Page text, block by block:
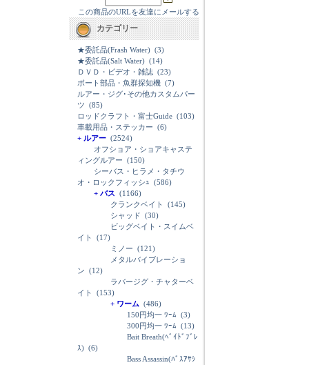
この商品のURLを友達にメールする
カテゴリー
★委託品(Frash Water) (3)
★委託品(Salt Water) (14)
ＤＶＤ・ビデオ・雑誌 (23)
ボート部品・魚群探知機 (7)
ルアー・ジグ･その他カスタムパー
ツ (85)
ロッドクラフト・富士Guide (103)
車載用品・ステッカー (6)
+ ルアー (2524)
オフショア・ショアキャステ
ィングルアー (150)
シーバス・ヒラメ・タチウ
オ・ロックフィッシｭ (586)
+ バス (1166)
クランクベイト
(145)
シャッド (30)
ビッグベイト・スイムベ
イト
(17)
ミノー (121)
メタルバイブレーショ
ン (12)
ラバージグ・チャターベ
イト
(153)
+ ワーム (486)
150円均一 ﾜｰﾑ (3)
300円均一 ﾜｰﾑ (13)
Bait Breath(ﾍﾞｲﾄﾞﾌﾞﾚ
ｽ) (6)
Bass Assassin(ﾊﾞｽｱｻｼ